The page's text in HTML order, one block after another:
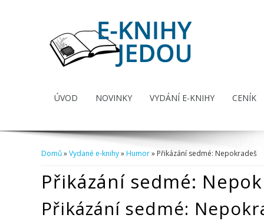
ÚVOD NOVINKY VYDÁNÍ E-KNIHY CENÍK
Domů»Vydané e-knihy»Humor» Přikázání sedmé: Nepokradeš
Přikázání sedmé:
Přikázání sedmé: